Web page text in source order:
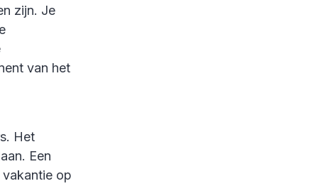
zijn. Je
van het
Het
Een
op